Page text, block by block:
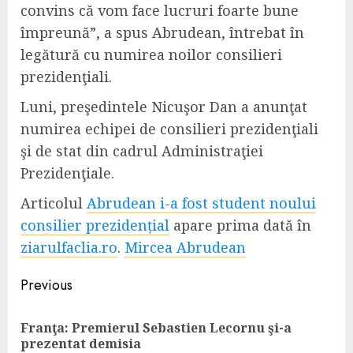
convins că vom face lucruri foarte bune
împreună”, a spus Abrudean, întrebat în
legătură cu numirea noilor consilieri
prezidenţiali.
Luni, preşedintele Nicuşor Dan a anunţat
numirea echipei de consilieri prezidenţiali
şi de stat din cadrul Administraţiei
Prezidenţiale.
Articolul Abrudean i-a fost student noului
consilier prezidențial apare prima dată în
ziarulfaclia.ro. Mircea Abrudean
Continue
Reading
Previous
Franţa: Premierul Sebastien Lecornu şi-a
prezentat demisia